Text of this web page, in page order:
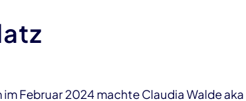
Februar 2024 machte Claudia Walde aka